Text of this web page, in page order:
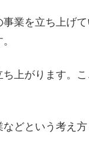
業を立ち上げ
上がります。
どという考え方